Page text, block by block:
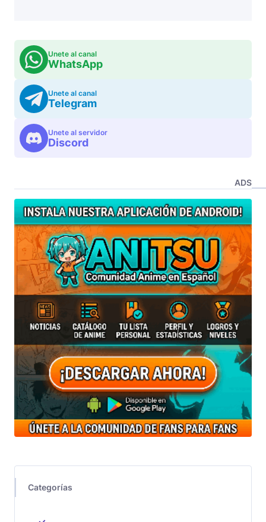
Unete al canal
WhatsApp
Unete al canal
Telegram
Unete al servidor
Discord
ADS
Categorías